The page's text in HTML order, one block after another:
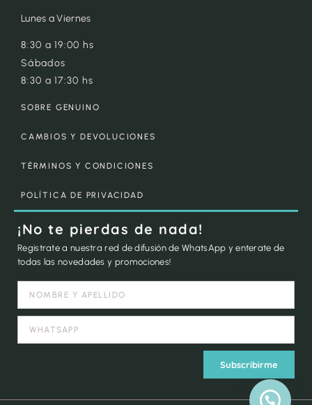
Lunes a Viernes
8:30 a 19:00 hs
Sábados
8:30 a 17:30 hs
SOBRE GENUINO
CAMBIOS Y DEVOLUCIONES
TÉRMINOS Y CONDICIONES
POLÍTICA DE PRIVACIDAD
¡No te pierdas de nada!
Registrate a nuestra red de difusión de WhatsApp y enterate de
todas las novedades y promociones!
Subscribirme